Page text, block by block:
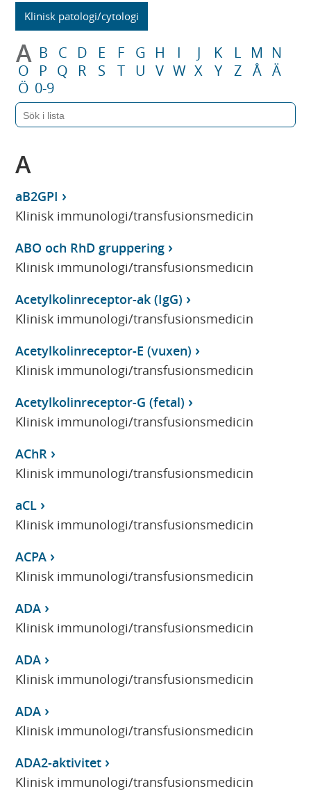
Klinisk patologi/cytologi
A B C D E F G H I J K L M N
O
P Q R S T U V W X Y Z Å Ä
Ö 0-9
A
aB2GPI
Klinisk immunologi/transfusionsmedicin
ABO och RhD gruppering
Klinisk immunologi/transfusionsmedicin
Acetylkolinreceptor-ak (IgG)
Klinisk immunologi/transfusionsmedicin
Acetylkolinreceptor-E (vuxen)
Klinisk immunologi/transfusionsmedicin
Acetylkolinreceptor-G (fetal)
Klinisk immunologi/transfusionsmedicin
AChR
Klinisk immunologi/transfusionsmedicin
aCL
Klinisk immunologi/transfusionsmedicin
ACPA
Klinisk immunologi/transfusionsmedicin
ADA
Klinisk immunologi/transfusionsmedicin
ADA
Klinisk immunologi/transfusionsmedicin
ADA
Klinisk immunologi/transfusionsmedicin
ADA2-aktivitet
Klinisk immunologi/transfusionsmedicin